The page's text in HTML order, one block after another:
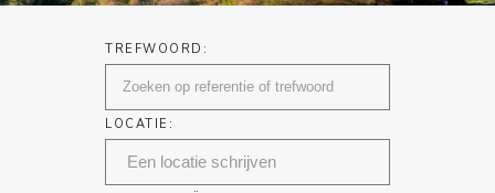
TREFWOORD:
LOCATIE: